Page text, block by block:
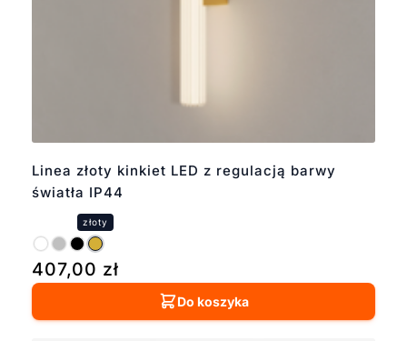
Linea złoty kinkiet LED z regulacją barwy
światła IP44
407,00 zł
Do koszyka